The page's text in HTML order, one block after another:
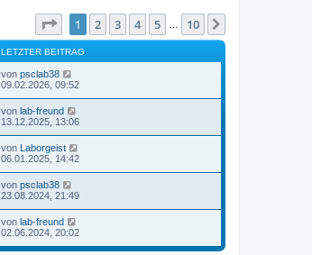
Seite von10
1 2 3 4 5 10
LETZTER BEITRAG
von psclab38
09.02.2026, 09:52
von lab-freund
13.12.2025, 13:06
von Laborgeist
06.01.2025, 14:42
von psclab38
23.08.2024, 21:49
von lab-freund
02.06.2024, 20:02